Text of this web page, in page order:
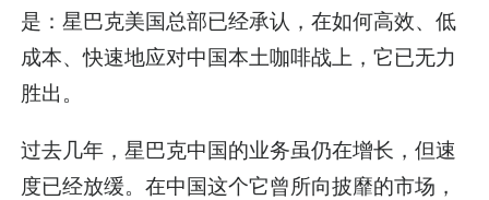
是：星巴克美国总部已经承认，在如何高效、低
成本、快速地应对中国本土咖啡战上，它已无力
胜出。
过去几年，星巴克中国的业务虽仍在增长，但速
度已经放缓。在中国这个它曾所向披靡的市场，